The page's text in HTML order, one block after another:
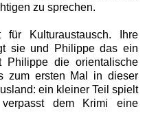
zu sprechen.
Kulturaustausch. Ihre
sie und Philippe das ein
die orientalische
zum ersten Mal in dieser
ein kleiner Teil spielt
dem Krimi eine